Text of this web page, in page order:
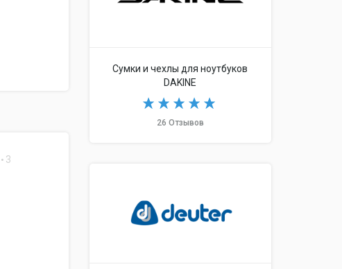
3
Сумки и чехлы для ноутбуков
DAKINE
26 Отзывов